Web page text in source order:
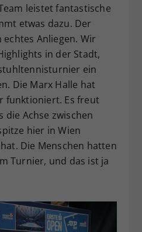
leistet fantastische
etwas dazu. Der
Anliegen. Wir
in der Stadt,
ein
Die Marx Halle hat
funktioniert. Es freut
die Achse zwischen
hier in Wien
Die Menschen hatten
Turnier, und das ist ja